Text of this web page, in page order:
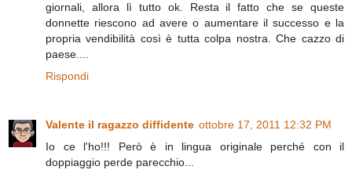
giornali, allora lì tutto ok. Resta il fatto che se queste
donnette riescono ad avere o aumentare il successo e la
propria vendibilità così è tutta colpa nostra. Che cazzo di
paese....
Rispondi
Valente il ragazzo diffidente ottobre 17, 2011 12:32 PM
Io ce l'ho!!! Però è in lingua originale perché con il
doppiaggio perde parecchio...